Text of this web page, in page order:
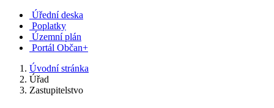
Úřední deska
Poplatky
Územní plán
Portál Občan+
Úvodní stránka
Úřad
Zastupitelstvo